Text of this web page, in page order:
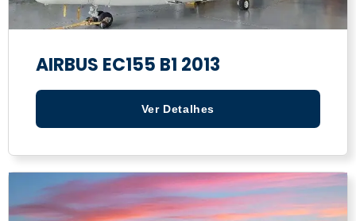
AIRBUS EC155 B1 2013
Ver Detalhes